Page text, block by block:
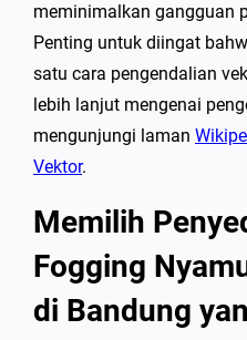
meminimalkan gangguan
Penting untuk diingat
satu cara pengendalian
lebih lanjut mengenai
mengunjungi laman
Vektor.
Memilih
Fogging
di Bandung